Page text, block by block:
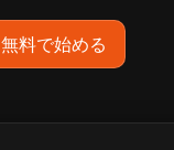
無料で始める